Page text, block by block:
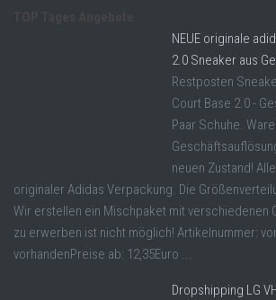
NEUE originale
2.0 Sneaker aus
Restposten
Court Base 2.0 -
Paar Schuhe.
neuen Zustand!
originaler Adidas Verpackung. Die
Wir erstellen ein Mischpaket mit verschiedenen
zu erwerben ist nicht möglich! Artikelnummer:
vorhandenPreise ab: 12,35Euro ...
Dropshipping LG